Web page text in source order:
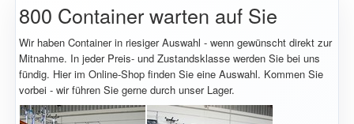
800 Container warten auf Sie
Wir haben Container in riesiger Auswahl - wenn gewünscht direkt zur
Mitnahme. In jeder Preis- und Zustandsklasse werden Sie bei uns
fündig. Hier im Online-Shop finden Sie eine Auswahl. Kommen Sie
vorbei - wir führen Sie gerne durch unser Lager.